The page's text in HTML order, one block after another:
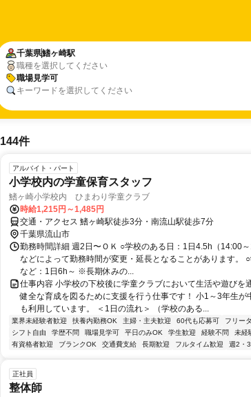
千葉県鰭ヶ崎駅
職種を選択してください
職場見学可
キーワードを選択してください
144件
アルバイト・パート
小学校内の学童保育スタッフ
鰭ヶ崎小学校内 ひまわり学童クラブ
時給1,215円～1,485円
交通・アクセス 鰭ヶ崎駅徒歩3分・南流山駅徒歩7分
千葉県流山市
勤務時間詳細 週2日〜ＯＫ ○学校のある日：1日4.5h（14:00
などによって勤務時間が変更・延長となることがあります。
など：1日6h～ ※長期休みの...
仕事内容 小学校の下校後に学童クラブにおいて生活や遊びを
健全な育成を図るために支援を行う仕事です！ 小1～3年生が
も利用しています。 ＜1日の流れ＞ （学校のある...
業界未経験者歓迎 扶養内勤務OK 主婦・主夫歓迎 60代も応募可 フリー
シフト自由
学歴不問 職場見学可 平日のみOK 学生歓迎 経験不問 未経
有資格者歓迎
ブランクOK 交通費支給 長期歓迎 フルタイム歓迎 週2・
正社員
整体師